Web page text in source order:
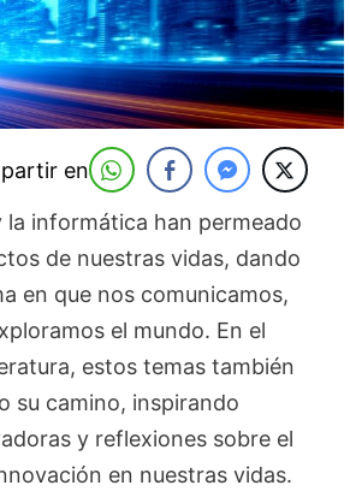
en
la informática han permeado
de nuestras vidas, dando
en que nos comunicamos,
el mundo. En el
estos temas también
su camino, inspirando
y reflexiones sobre el
en nuestras vidas.